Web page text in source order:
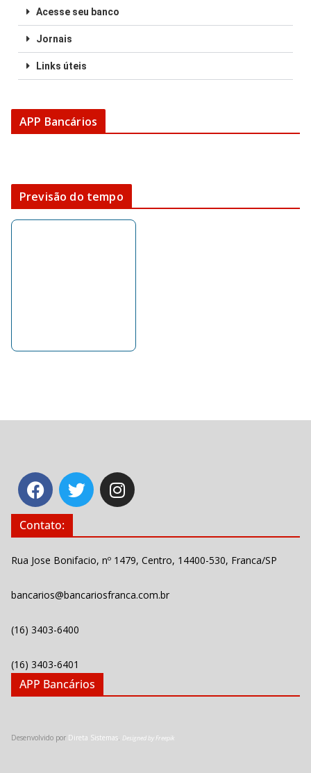
Acesse seu banco
Jornais
Links úteis
APP Bancários
Previsão do tempo
Contato:
Rua Jose Bonifacio, nº 1479, Centro, 14400-530, Franca/SP
bancarios@bancariosfranca.com.br
(16) 3403-6400
(16) 3403-6401
APP Bancários
Desenvolvido por Direta Sistemas. Designed by Freepik